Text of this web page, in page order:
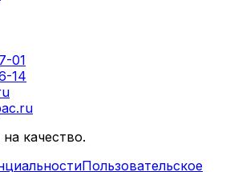
01
14
качество.
Пользовательское